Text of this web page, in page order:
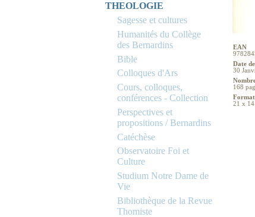
THEOLOGIE
Sagesse et cultures
Humanités du Collège
des Bernardins
Bible
Colloques d'Ars
Cours, colloques,
conférences - Collection
Perspectives et
propositions / Bernardins
Catéchèse
Observatoire Foi et
Culture
Studium Notre Dame de
Vie
Bibliothèque de la Revue
Thomiste
EAN
Date
30
168
Format
21 x 14